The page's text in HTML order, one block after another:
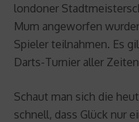
londoner
Mum angeworfen
Spieler teilnahmen. Es
Darts-Turnier aller
Schaut man sich die
schnell, dass Glück nur